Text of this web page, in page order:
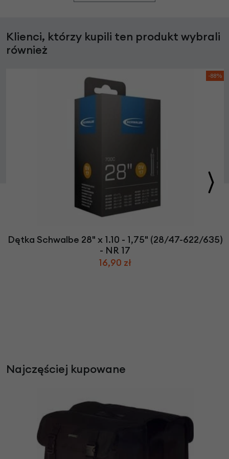
Klienci, którzy kupili ten produkt wybrali
również
-88%
Dętka Schwalbe 28" x 1.10 - 1,75" (28/47-622/635)
- NR 17
16,90 zł
Najczęściej kupowane